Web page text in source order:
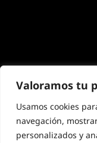
Valoramos tu
Usamos cookies
navegación,
personalizados y
© Copyright 2026.
derechos